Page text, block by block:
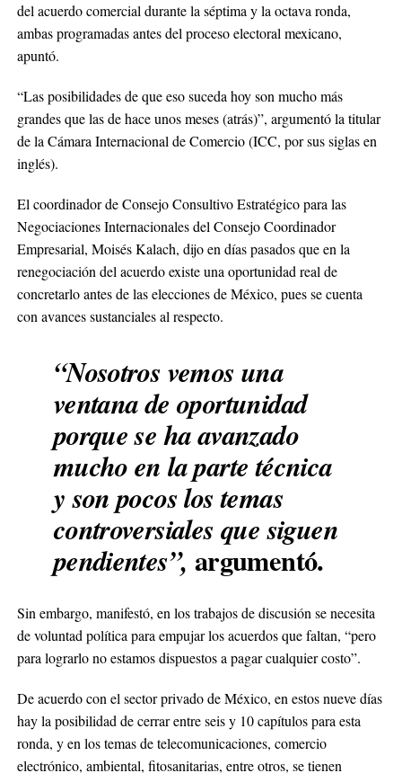
del acuerdo comercial durante la séptima y la octava ronda,
ambas programadas antes del proceso electoral mexicano,
apuntó.
“Las posibilidades de que eso suceda hoy son mucho más
grandes que las de hace unos meses (atrás)”, argumentó la titular
de la Cámara Internacional de Comercio (ICC, por sus siglas en
inglés).
El coordinador de Consejo Consultivo Estratégico para las
Negociaciones Internacionales del Consejo Coordinador
Empresarial, Moisés Kalach, dijo en días pasados que en la
renegociación del acuerdo existe una oportunidad real de
concretarlo antes de las elecciones de México, pues se cuenta
con avances sustanciales al respecto.
“Nosotros vemos una
ventana de oportunidad
porque se ha avanzado
mucho en la parte técnica
y son pocos los temas
controversiales que siguen
pendientes”, argumentó.
Sin embargo, manifestó, en los trabajos de discusión se necesita
de voluntad política para empujar los acuerdos que faltan, “pero
para lograrlo no estamos dispuestos a pagar cualquier costo”.
De acuerdo con el sector privado de México, en estos nueve días
hay la posibilidad de cerrar entre seis y 10 capítulos para esta
ronda, y en los temas de telecomunicaciones, comercio
electrónico, ambiental, fitosanitarias, entre otros, se tienen